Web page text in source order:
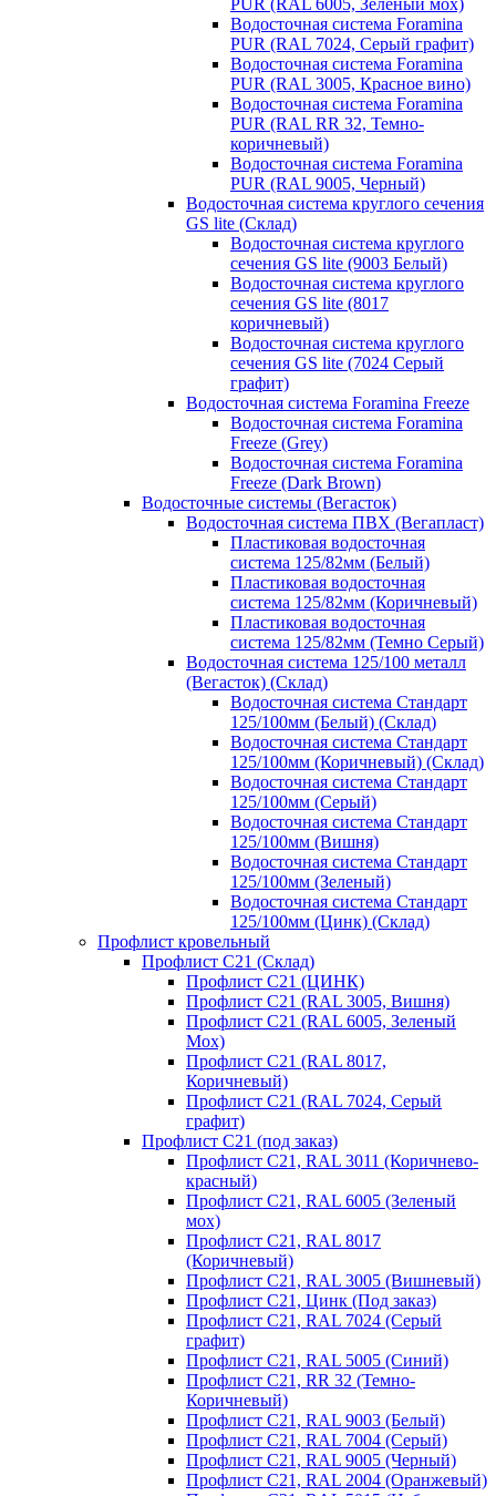
Водосточная система Foramina
PUR (RAL 7024, Серый графит)
Водосточная система Foramina
PUR (RAL 3005, Красное вино)
Водосточная система Foramina
PUR (RAL RR 32, Темно-
коричневый)
Водосточная система Foramina
PUR (RAL 9005, Черный)
Водосточная система круглого сечения
GS lite (Склад)
Водосточная система круглого
сечения GS lite (9003 Белый)
Водосточная система круглого
сечения GS lite (8017
коричневый)
Водосточная система круглого
сечения GS lite (7024 Серый
графит)
Водосточная система Foramina Freeze
Водосточная система Foramina
Freeze (Grey)
Водосточная система Foramina
Freeze (Dark Brown)
Водосточные системы (Вегасток)
Водосточная система ПВХ (Вегапласт)
Пластиковая водосточная
система 125/82мм (Белый)
Пластиковая водосточная
система 125/82мм (Коричневый)
Пластиковая водосточная
система 125/82мм (Темно Серый)
Водосточная система 125/100 металл
(Вегасток) (Склад)
Водосточная система Стандарт
125/100мм (Белый) (Склад)
Водосточная система Стандарт
125/100мм (Коричневый) (Склад)
Водосточная система Стандарт
125/100мм (Серый)
Водосточная система Стандарт
125/100мм (Вишня)
Водосточная система Стандарт
125/100мм (Зеленый)
Водосточная система Стандарт
125/100мм (Цинк) (Склад)
Профлист кровельный
Профлист С21 (Склад)
Профлист С21 (ЦИНК)
Профлист С21 (RAL 3005, Вишня)
Профлист С21 (RAL 6005, Зеленый
Мох)
Профлист С21 (RAL 8017,
Коричневый)
Профлист С21 (RAL 7024, Серый
графит)
Профлист С21 (под заказ)
Профлист С21, RAL 3011 (Коричнево-
красный)
Профлист С21, RAL 6005 (Зеленый
мох)
Профлист С21, RAL 8017
(Коричневый)
Профлист С21, RAL 3005 (Вишневый)
Профлист С21, Цинк (Под заказ)
Профлист С21, RAL 7024 (Серый
графит)
Профлист С21, RAL 5005 (Синий)
Профлист С21, RR 32 (Темно-
Коричневый)
Профлист С21, RAL 9003 (Белый)
Профлист С21, RAL 7004 (Серый)
Профлист С21, RAL 9005 (Черный)
Профлист С21, RAL 2004 (Оранжевый)